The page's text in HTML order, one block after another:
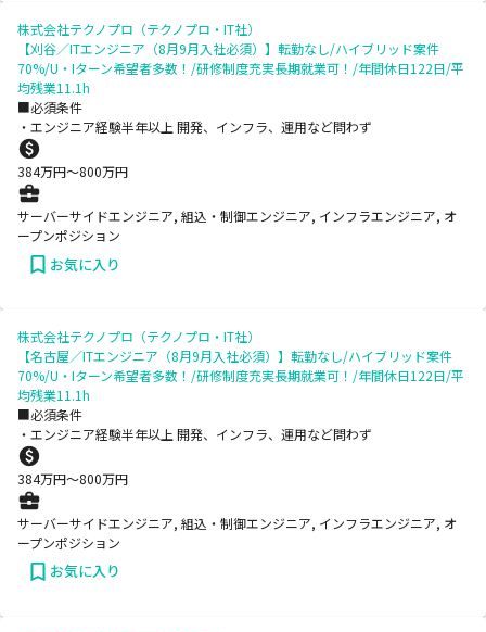
株式会社テクノプロ（テクノプロ・IT社）
【刈谷／ITエンジニア（8月9月入社必須）】転勤なし/ハイブリッド案件
70%/U・Iターン希望者多数！/研修制度充実長期就業可！/年間休日122日/平
均残業11.1h
■必須条件
・エンジニア経験半年以上 開発、インフラ、運用など問わず
384万円〜800万円
サーバーサイドエンジニア, 組込・制御エンジニア, インフラエンジニア, オ
ープンポジション
お気に入り
株式会社テクノプロ（テクノプロ・IT社）
【名古屋／ITエンジニア（8月9月入社必須）】転勤なし/ハイブリッド案件
70%/U・Iターン希望者多数！/研修制度充実長期就業可！/年間休日122日/平
均残業11.1h
■必須条件
・エンジニア経験半年以上 開発、インフラ、運用など問わず
384万円〜800万円
サーバーサイドエンジニア, 組込・制御エンジニア, インフラエンジニア, オ
ープンポジション
お気に入り